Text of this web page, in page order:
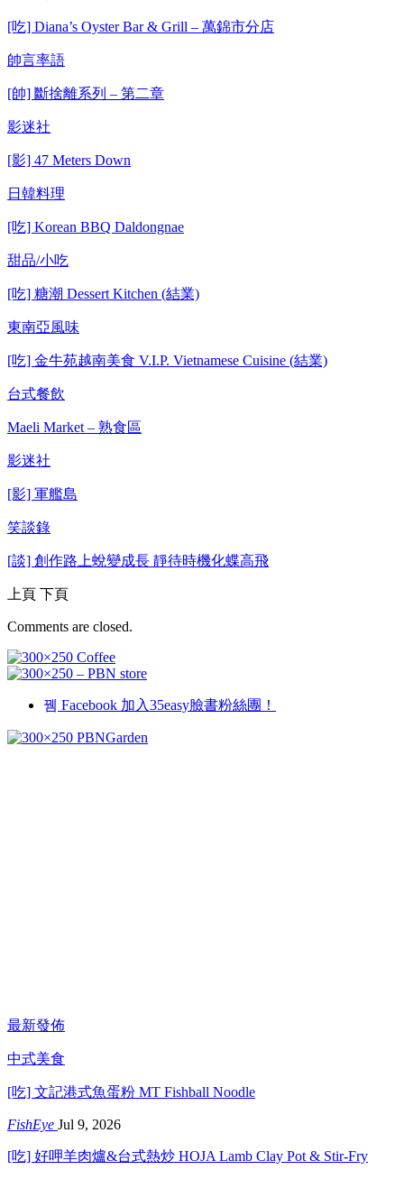
[吃] Diana’s Oyster Bar & Grill – 萬錦市分店
帥言率語
[帥] 斷捨離系列 – 第二章
影迷社
[影] 47 Meters Down
日韓料理
[吃] Korean BBQ Daldongnae
甜品/小吃
[吃] 糖潮 Dessert Kitchen (結業)
東南亞風味
[吃] 金牛苑越南美食 V.I.P. Vietnamese Cuisine (結業)
台式餐飲
Maeli Market – 熟食區
影迷社
[影] 軍艦島
笑談錄
[談] 創作路上蛻變成長 靜待時機化蝶高飛
上頁 下頁
Comments are closed.
Facebook 加入35easy臉書粉絲團！
最新發佈
中式美食
[吃] 文記港式魚蛋粉 MT Fishball Noodle
FishEye Jul 9, 2026
[吃] 好呷羊肉爐&台式熱炒 HOJA Lamb Clay Pot & Stir-Fry